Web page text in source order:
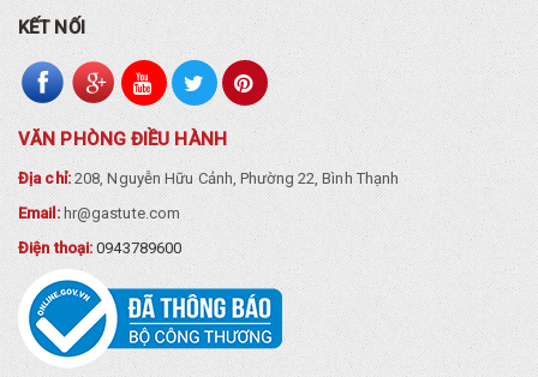
KẾT NỐI
VĂN PHÒNG ĐIỀU HÀNH
Địa chỉ:208, Nguyễn Hữu Cảnh, Phường 22, Bình Thạnh
Email: hr@gastute.com
Điện thoại:0943789600